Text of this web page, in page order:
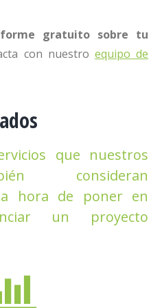
gratuito sobre tu
con nuestro equipo de
que nuestros
consideran
hora de poner en
un proyecto